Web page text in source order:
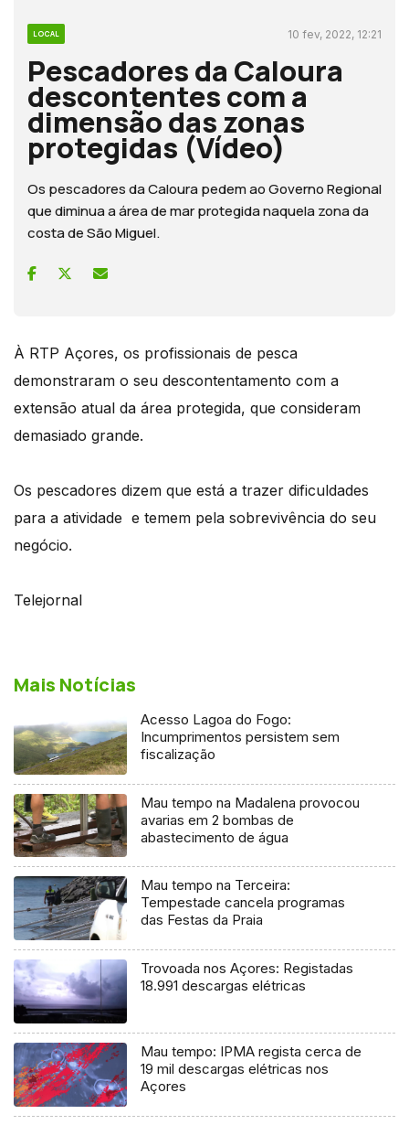
LOCAL 10 fev, 2022, 12:21
Pescadores da Caloura
descontentes com a
dimensão das zonas
protegidas (Vídeo)
Os pescadores da Caloura pedem ao Governo Regional
que diminua a área de mar protegida naquela zona da
costa de São Miguel.
À RTP Açores, os profissionais de pesca
demonstraram o seu descontentamento com a
extensão atual da área protegida, que consideram
demasiado grande.
Os pescadores dizem que está a trazer dificuldades
para a atividade e temem pela sobrevivência do seu
negócio.
Telejornal
Mais Notícias
Acesso Lagoa do Fogo:
Incumprimentos persistem sem
fiscalização
Mau tempo na Madalena provocou
avarias em 2 bombas de
abastecimento de água
Mau tempo na Terceira:
Tempestade cancela programas
das Festas da Praia
Trovoada nos Açores: Registadas
18.991 descargas elétricas
Mau tempo: IPMA regista cerca de
19 mil descargas elétricas nos
Açores